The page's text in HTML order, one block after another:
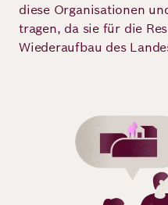
Karriere
Publikationen
diese Organisationen
tragen, da sie für die
Wiederaufbau des